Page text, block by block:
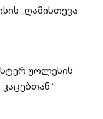
„ღამისთევა
უოლესის